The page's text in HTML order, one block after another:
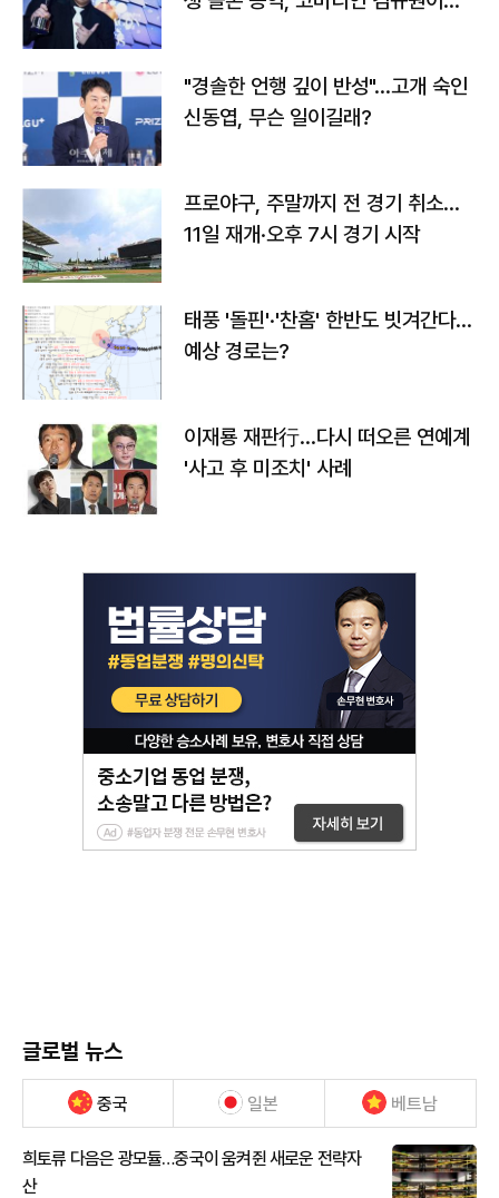
"경솔한 언행 깊이 반성"…고개 숙인
신동엽, 무슨 일이길래?
프로야구, 주말까지 전 경기 취소…
11일 재개·오후 7시 경기 시작
태풍 '돌핀'·'찬홈' 한반도 빗겨간다…
예상 경로는?
이재룡 재판行…다시 떠오른 연예계
'사고 후 미조치' 사례
글로벌 뉴스
중국 일본 베트남
희토류 다음은 광모듈…중국이 움켜쥔 새로운 전략자
산